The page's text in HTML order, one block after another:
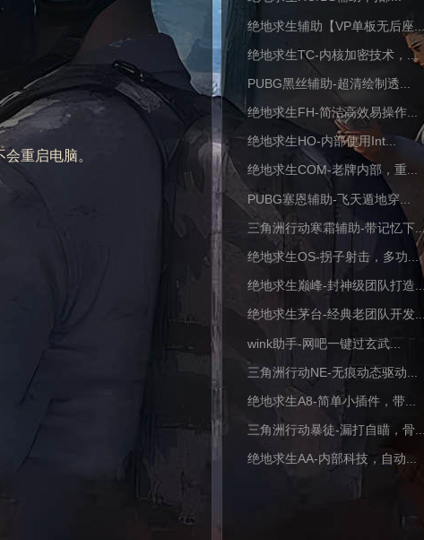
重启电脑。
绝地求生辅助【VP单板无后座...
绝地求生TC-内核加密技术，...
PUBG黑丝辅助-超清绘制透...
绝地求生FH-简洁高效易操作...
绝地求生HO-内部使用Int...
绝地求生COM-老牌内部，重...
PUBG塞恩辅助-飞天遁地穿...
三角洲行动寒霜辅助-带记忆下
绝地求生OS-拐子射击，多功...
绝地求生巅峰-封神级团队打造
绝地求生茅台-经典老团队开发
wink助手-网吧一键过玄武...
三角洲行动NE-无痕动态驱动...
绝地求生A8-简单小插件，带...
三角洲行动暴徒-漏打自瞄，骨
绝地求生AA-内部科技，自动...